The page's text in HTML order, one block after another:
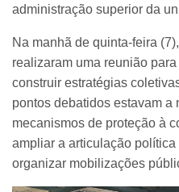
administração superior da
Na manhã de quinta-feira
realizaram uma reunião
construir estratégias
pontos debatidos estavam a
mecanismos de proteção à
ampliar a articulação
organizar mobilizações